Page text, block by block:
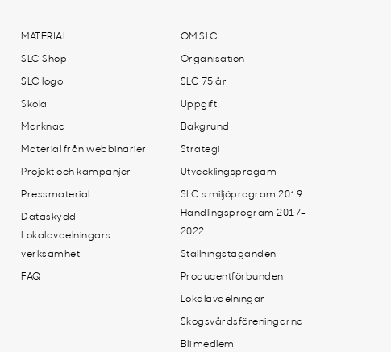
MATERIAL
SLC Shop
SLC logo
Skola
Marknad
Material från webbinarier
Projekt och kampanjer
Pressmaterial
Dataskydd
Lokalavdelningars
verksamhet
FAQ
OM SLC
Organisation
SLC 75 år
Uppgift
Bakgrund
Strategi
Utvecklingsprogam
SLC:s miljöprogram 2019
Handlingsprogram 2017-
2022
Ställningstaganden
Producentförbunden
Lokalavdelningar
Skogsvårdsföreningarna
Bli medlem